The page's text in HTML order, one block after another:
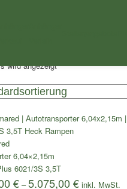
wird angezeigt
6,04×2,15m
6021/3S 3,5T
€–5.075,00€